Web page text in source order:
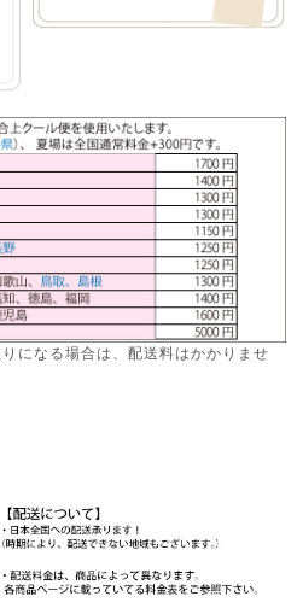
になる場合は、配送料はかかりませ